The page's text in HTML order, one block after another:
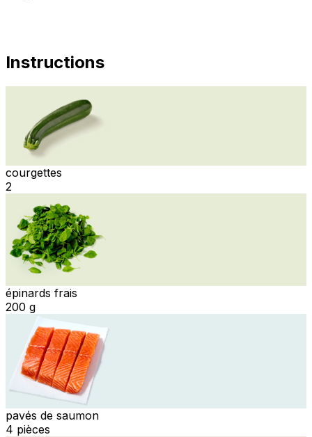
Instructions
courgettes
2
épinards frais
200 g
pavés de saumon
4 pièces